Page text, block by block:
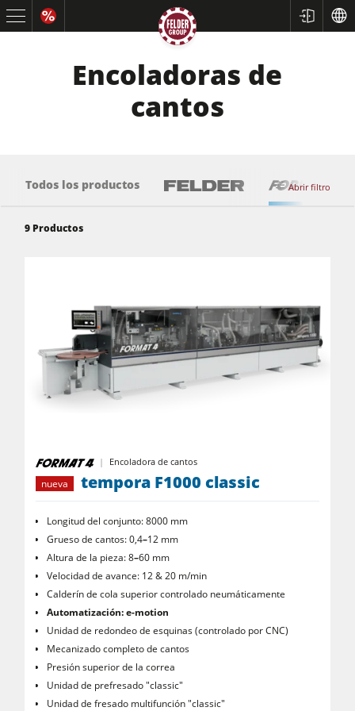
Tupís
Escuadradoras-tupís
Combinadas de 5 operaciones
Calibradoras
Máquinas cepilladoras y lijadoras de cepillos
Sierras de cinta
Seccionadoras
Briquetadoras
Prensas de platos calientes & prensas de vacío
Extractores de polvo con filtro de aire
Encoladoras de
cantos
Abrir filtro
Todos los productos
9 Productos
Encoladora de cantos
nueva
tempora F1000 classic
Longitud del conjunto: 8000 mm
Grueso de cantos: 0,4–12 mm
Altura de la pieza: 8–60 mm
Velocidad de avance: 12 & 20 m/min
Calderín de cola superior controlado neumáticamente
Automatización: e-motion
Unidad de redondeo de esquinas (controlado por CNC)
Mecanizado completo de cantos
Presión superior de la correa
Unidad de prefresado "classic"
Unidad de fresado multifunción "classic"